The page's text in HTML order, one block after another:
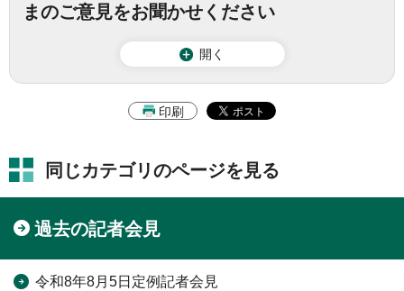
まのご意見をお聞かせください
開く
印刷
同じカテゴリのページを見る
過去の記者会見
令和8年8月5日定例記者会見